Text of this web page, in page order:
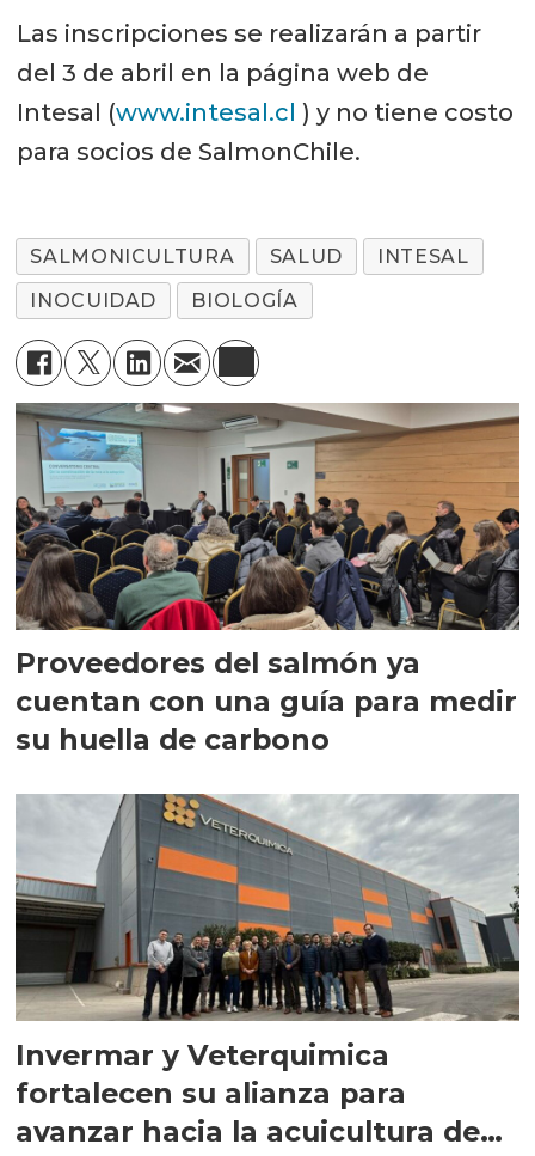
Las inscripciones se realizarán a partir
del 3 de abril en la página web de
Intesal (www.intesal.cl ) y no tiene costo
para socios de SalmonChile.
SALMONICULTURA SALUD
INTESAL
INOCUIDAD
BIOLOGÍA
Proveedores del salmón ya
cuentan con una guía para medir
su huella de carbono
Invermar y Veterquimica
fortalecen su alianza para
avanzar hacia la acuicultura de